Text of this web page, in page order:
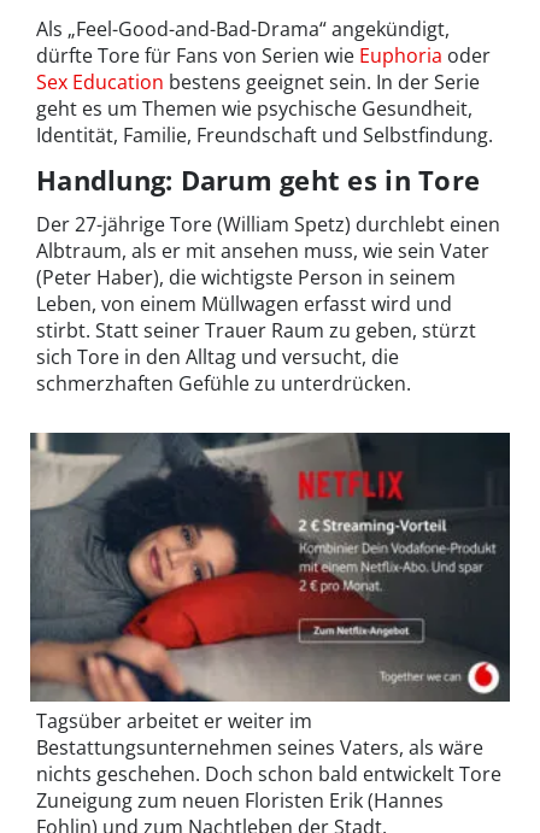
Als „Feel-Good-and-Bad-Drama“ angekündigt,
dürfte Tore für Fans von Serien wie Euphoria oder
Sex Education bestens geeignet sein. In der Serie
geht es um Themen wie psychische Gesundheit,
Identität, Familie, Freundschaft und Selbstfindung.
Handlung: Darum geht es in Tore
Der 27-jährige Tore (William Spetz) durchlebt einen
Albtraum, als er mit ansehen muss, wie sein Vater
(Peter Haber), die wichtigste Person in seinem
Leben, von einem Müllwagen erfasst wird und
stirbt. Statt seiner Trauer Raum zu geben, stürzt
sich Tore in den Alltag und versucht, die
schmerzhaften Gefühle zu unterdrücken.
Tagsüber arbeitet er weiter im
Bestattungsunternehmen seines Vaters, als wäre
nichts geschehen. Doch schon bald entwickelt Tore
Zuneigung zum neuen Floristen Erik (Hannes
Fohlin) und zum Nachtleben der Stadt.